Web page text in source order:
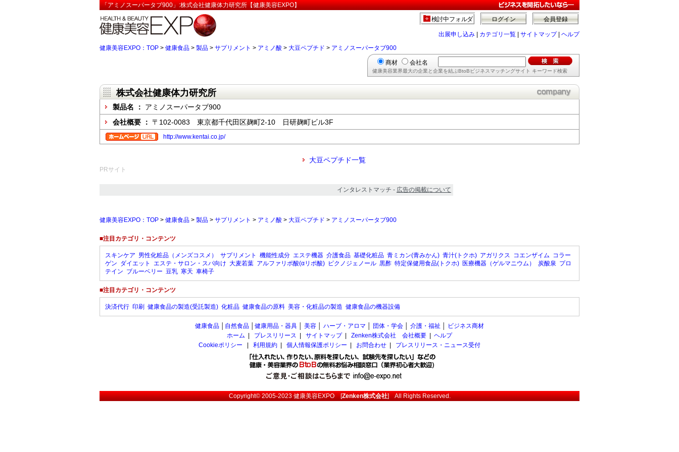
「アミノスーパータブ900」:株式会社健康体力研究所【健康美容EXPO】
会員登録
ログイン
検討中フォルダ
出展申し込み カテゴリ一覧 サイトマップ| ヘルプ
健康美容EXPO：TOP > 健康食品 > 製品 > サプリメント > アミノ酸 > 大豆ペプチド > アミノスーパータブ900
商材 会社名
健康美容業界最大の企業と企業を結ぶBtoBビジネスマッチングサイト キーワード検索
株式会社健康体力研究所
製品名 ： アミノスーパータブ900
会社概要 ： 〒102-0083 東京都千代田区麹町2-10 日研麹町ビル3F
http://www.kentai.co.jp/
大豆ペプチド一覧
PRサイト
インタレストマッチ - 広告の掲載について
健康美容EXPO：TOP > 健康食品 > 製品 > サプリメント > アミノ酸 > 大豆ペプチド > アミノスーパータブ900
■注目カテゴリ・コンテンツ
スキンケア 男性化粧品（メンズコスメ） サプリメント 機能性成分 エステ機器 介護食品 基礎化粧品 青ミカン(青みかん) 青汁(トクホ) アガリクス コエンザイム コラー
ゲン ダイエット エステ・サロン・スパ向け 大麦若葉 アルファリポ酸(αリポ酸) ピクノジェノール 黒酢 特定保健用食品(トクホ) 医療機器（ゲルマニウム） 炭酸泉 プロ
テイン ブルーベリー 豆乳 寒天 車椅子
■注目カテゴリ・コンテンツ
決済代行 印刷 健康食品の製造(受託製造) 化粧品 健康食品の原料 美容・化粧品の製造 健康食品の機器設備
健康食品 自然食品 健康用品・器具 美容 ハーブ・アロマ 団体・学会 介護・福祉
ビジネス商材
ホーム
プレスリリース サイトマップ| Zenken株式会社 会社概要
ヘルプ
Cookieポリシー
利用規約 個人情報保護ポリシー お問合わせ プレスリリース・ニュース受付
Copyright© 2005-2023健康美容EXPO[Zenken株式会社] All Rights Reserved.